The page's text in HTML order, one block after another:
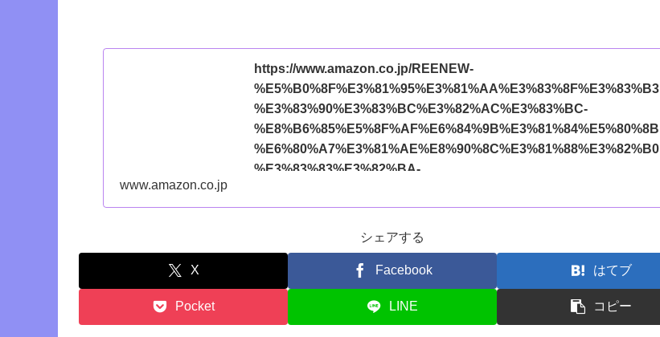
https://www.amazon.co.jp/REENEW-
%E5%B0%8F%E3%81%95%E3%81%AA%E3%83%8F%E3%83%B3
%E3%83%90%E3%83%BC%E3%82%AC%E3%83%BC-
%E8%B6%85%E5%8F%AF%E6%84%9B%E3%81%84%E5%80%8B
%E6%80%A7%E3%81%AE%E8%90%8C%E3%81%88%E3%82%B0
%E3%83%83%E3%82%BA-
%E8%B4%88%E3%82%8A%E7%89%A9-
%E3%82%A2%E3%83%8B%E3%83%A1%E3%82%B0%E3%83%83
id=amzn1.sym.7133fed1-b7f0-4a9a-85e6-
ec0056dbe781%3Aamzn1.symc.409c7fce-cbd2-4cf4-a6cb-
824c258c8778&pf_rd_p=7133fed1-b7f0-4a9a-85e6-
ec0056dbe781&pf_rd_r=F0GVFPC8KNW5GC63AECC&pd_rd_wg=
www.amazon.co.jp
シェアする
X Facebook はてブ
Pocket LINE コピー